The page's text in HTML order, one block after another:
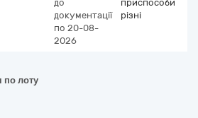
до
документації
по 20-08-
2026
приспособи
різні
по лоту